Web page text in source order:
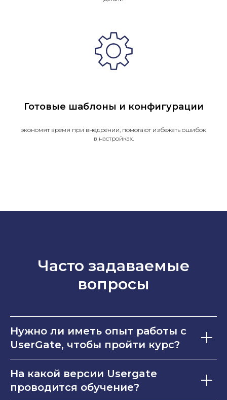
Готовые шаблоны и конфигурации
экономят время при внедрении, помогают избежать ошибок
в настройках.
Часто задаваемые
вопросы
Нужно ли иметь опыт работы с
UserGate, чтобы пройти курс?
На какой версии Usergate
проводится обучение?